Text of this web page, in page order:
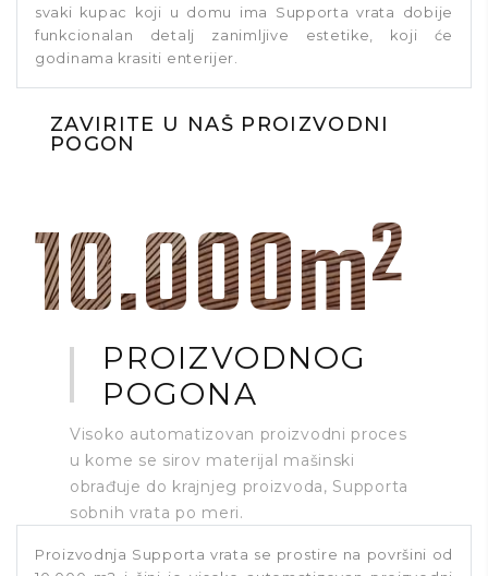
svaki kupac koji u domu ima Supporta vrata dobije
funkcionalan detalj zanimljive estetike, koji će
godinama krasiti enterijer.
ZAVIRITE U NAŠ PROIZVODNI
POGON
10.000m2
PROIZVODNOG
POGONA
Visoko automatizovan proizvodni proces
u kome se sirov materijal mašinski
obrađuje do krajnjeg proizvoda, Supporta
sobnih vrata po meri.
Proizvodnja Supporta vrata se prostire na površini od